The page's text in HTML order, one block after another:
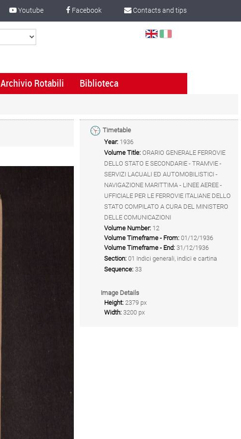
Contacts and tips
Facebook
Youtube
Select
Archivio Rotabili Biblioteca
Timetable
Year: 1936
Volume Title: ORARIO GENERALE FERROVIE
DELLO STATO E SECONDARIE - TRAMVIE -
SERVIZI LACUALI ED AUTOMOBILISTICI -
NAVIGAZIONE MARITTIMA - LINEE AEREE -
UFFICIALE PER LE FERROVIE ITALIANE DELLO
STATO COMPILATO A CURA DEL MINISTERO
DELLE COMUNICAZIONI
Volume Number: 12
Volume Timeframe - From: 01/12/1936
Volume Timeframe - End: 31/12/1936
Section: 01 Indici generali, indici e cartina
Sequence: 33
Image Details
Height: 2379 px
Width: 3200 px